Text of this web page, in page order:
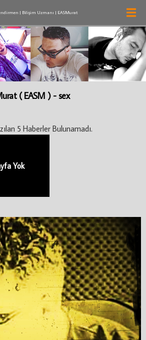
| Bilişim Uzmanı | EASMurat
( EASM ) - sex
5 Haberler Bulunamadı.
Yok